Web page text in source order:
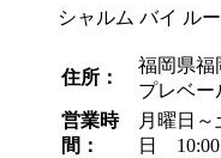
シャルム バイ ル
住所：
福岡県福
プレベー
営業時
間：
月曜日
日 10:00